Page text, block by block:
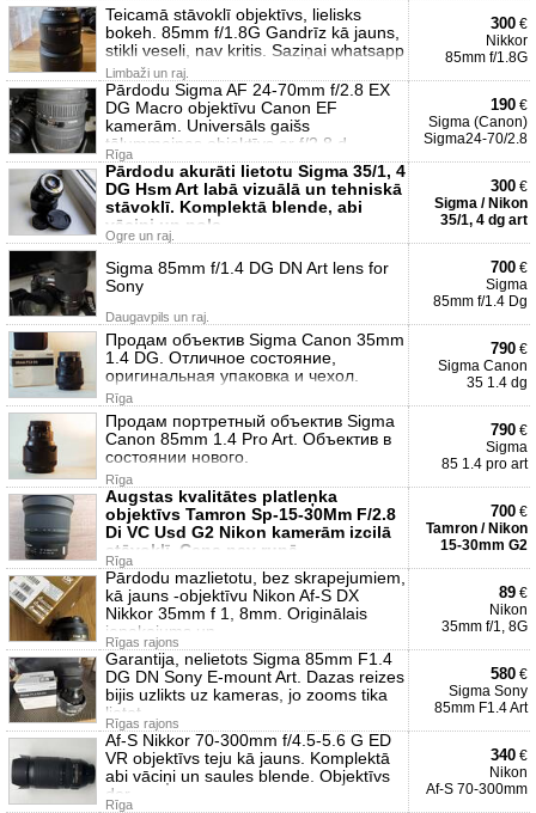
Teicamā stāvoklī objektīvs, lielisks
bokeh. 85mm f/1.8G Gandrīz kā jauns,
stikli veseli, nav kritis. Saziņai whatsapp
Limbaži un raj.
300 €
Nikkor
85mm f/1.8G
Pārdodu Sigma AF 24-70mm f/2.8 EX
DG Macro objektīvu Canon EF
kamerām. Universāls gaišs
tālummaiņas objektīvs ar f/2.8 d
Rīga
190 €
Sigma (Canon)
Sigma24-70/2.8
Pārdodu akurāti lietotu Sigma 35/1, 4
DG Hsm Art labā vizuālā un tehniskā
stāvoklī. Komplektā blende, abi
vāciņi un pols
Ogre un raj.
300 €
Sigma / Nikon
35/1, 4 dg art
Sigma 85mm f/1.4 DG DN Art lens for
Sony
Daugavpils un raj.
700 €
Sigma
85mm f/1.4 Dg
Продам объектив Sigma Canon 35mm
1.4 DG. Отличное состояние,
оригинальная упаковка и чехол.
Rīga
790 €
Sigma Canon
35 1.4 dg
Продам портретный объектив Sigma
Canon 85mm 1.4 Pro Art. Объектив в
состоянии нового.
Rīga
790 €
Sigma
85 1.4 pro art
Augstas kvalitātes platleņka
objektīvs Tamron Sp-15-30Mm F/2.8
Di VC Usd G2 Nikon kamerām izcilā
stāvoklī. Cena nav runā
Rīga
700 €
Tamron / Nikon
15-30mm G2
Pārdodu mazlietotu, bez skrapejumiem,
kā jauns -objektīvu Nikon Af-S DX
Nikkor 35mm f 1, 8mm. Originālais
iepakojums un
Rīgas rajons
89 €
Nikon
35mm f/1, 8G
Garantija, nelietots Sigma 85mm F1.4
DG DN Sony E-mount Art. Dazas reizes
bijis uzlikts uz kameras, jo zooms tika
lietot
Rīgas rajons
580 €
Sigma Sony
85mm F1.4 Art
Af-S Nikkor 70-300mm f/4.5-5.6 G ED
VR objektīvs teju kā jauns. Komplektā
abi vāciņi un saules blende. Objektīvs
der
Rīga
340 €
Nikon
Af-S 70-300mm